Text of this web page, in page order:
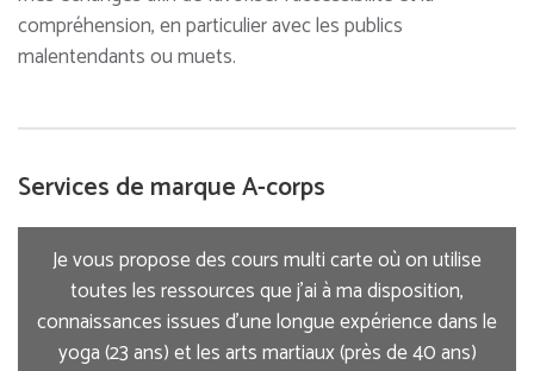
compréhension, en particulier avec les publics
malentendants ou muets.
Services de marque A-corps
Je vous propose des cours multi carte où on utilise
toutes les ressources que j’ai à ma disposition,
connaissances issues d’une longue expérience dans le
yoga (23 ans) et les arts martiaux (près de 40 ans)